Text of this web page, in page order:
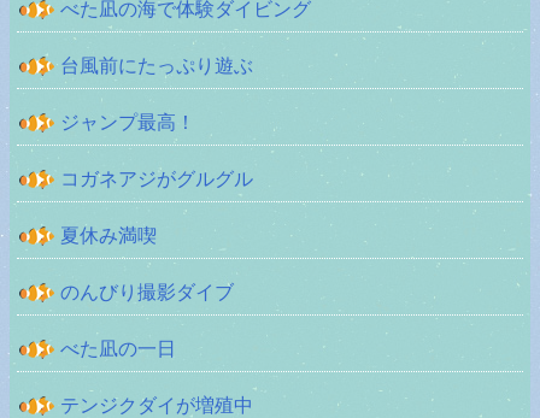
べた凪の海で体験ダイビング
台風前にたっぷり遊ぶ
ジャンプ最高！
コガネアジがグルグル
夏休み満喫
のんびり撮影ダイブ
べた凪の一日
テンジクダイが増殖中